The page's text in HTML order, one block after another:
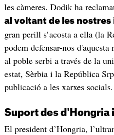
les càmeres. Dodik ha
al voltant de les
gran perill s’acosta a ella (la
podem defensar-nos
al poble serbi a través de la
estat, Sèrbia i la República
publicació a les xarxes socials.
Suport des d'Hongria
El president d’Hongria,